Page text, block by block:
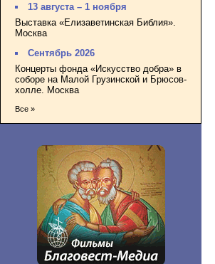
13 августа – 1 ноября
Выставка «Елизаветинская Библия».
Москва
Сентябрь 2026
Концерты фонда «Искусство добра» в
соборе на Малой Грузинской и Брюсов-
холле. Москва
Все »